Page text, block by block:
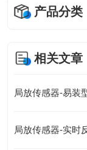
产品分类
相关文章
局放传感器-易装
局放传感器-实时